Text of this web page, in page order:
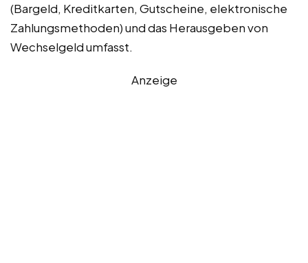
(Bargeld, Kreditkarten, Gutscheine, elektronische
Zahlungsmethoden) und das Herausgeben von
Wechselgeld umfasst.
Anzeige